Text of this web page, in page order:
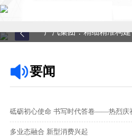
关于中心
县域服务
广汽集团：精细精准构
要闻
砥砺初心使命 书写时代答卷——热烈庆
立105周年
多业态融合 新型消费兴起